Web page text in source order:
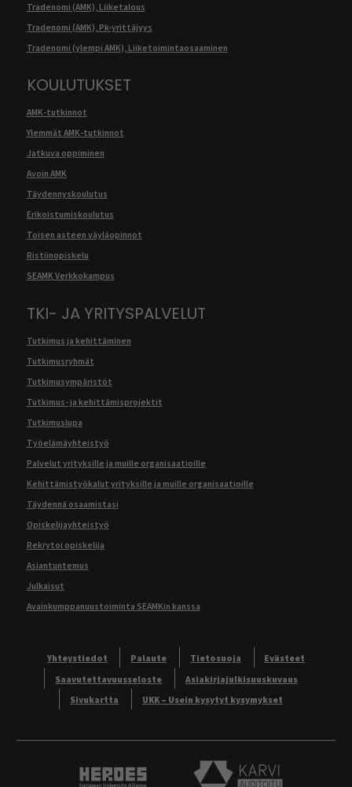
Tradenomi (AMK), Liiketalous
Tradenomi (AMK), Pk-yrittäjyys
Tradenomi (ylempi AMK), Liiketoimintaosaaminen
KOULUTUKSET
AMK-tutkinnot
Ylemmät AMK-tutkinnot
Jatkuva oppiminen
Avoin AMK
Täydennyskoulutus
Erikoistumiskoulutus
Toisen asteen väyläopinnot
Ristiinopiskelu
SEAMK Verkkokampus
TKI- JA YRITYSPALVELUT
Tutkimus ja kehittäminen
Tutkimusryhmät
Tutkimusympäristöt
Tutkimus- ja kehittämisprojektit
Tutkimuslupa
Työelämäyhteistyö
Palvelut yrityksille ja muille organisaatioille
Kehittämistyökalut yrityksille ja muille organisaatioille
Täydennä osaamistasi
Opiskelijayhteistyö
Rekrytoi opiskelija
Asiantuntemus
Julkaisut
Avainkumppanuustoiminta SEAMKin kanssa
Yhteystiedot Palaute Tietosuoja
Evästeet
Saavutettavuusseloste
Asiakirjajulkisuuskuvaus
Sivukartta
UKK – Usein kysytyt kysymykset